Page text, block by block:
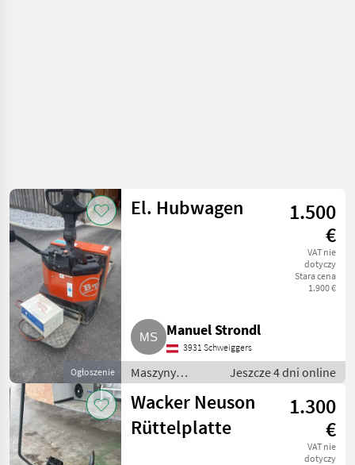
Ogłoszenie
El. Hubwagen
1.500
€
VAT nie
dotyczy
Stara cena
1.900 €
Manuel Strondl
3931 Schweiggers
Maszyny
budowlane /
Drobny sprzęt
Jeszcze 4 dni online
Wacker Neuson
Rüttelplatte
1.300
€
VAT nie
dotyczy